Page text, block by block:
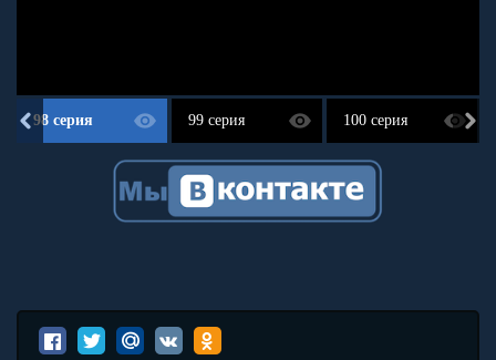
98 серия 99 серия 100 серия